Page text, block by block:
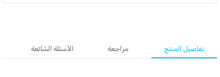
تفاصيل المنتج مراجعة الأسئلة الشائعة